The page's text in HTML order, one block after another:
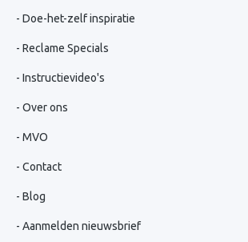
Doe-het-zelf inspiratie
Reclame Specials
Instructievideo's
Over ons
MVO
Contact
Blog
Aanmelden nieuwsbrief